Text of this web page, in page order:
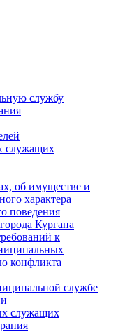
службу
служащих
об имуществе и
характера
поведения
Кургана
к
конфликта
службе
служащих